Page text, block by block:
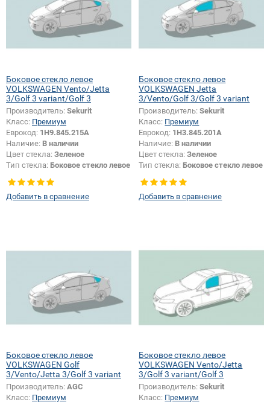
Боковое стекло левое
VOLKSWAGEN Vento/Jetta
3/Golf 3 variant/Golf 3
Производитель: Sekurit
Класс: Премиум
Еврокод: 1H9.845.215A
Наличие: В наличии
Цвет стекла: Зеленое
Тип стекла: Боковое стекло левое
Добавить в сравнение
Боковое стекло левое
VOLKSWAGEN Jetta
3/Vento/Golf 3/Golf 3 variant
Производитель:Sekurit
Класс: Премиум
Еврокод: 1H3.845.201A
Наличие: В наличии
Цвет стекла:Зеленое
Тип стекла: Боковое стекло левое
Добавить в сравнение
Боковое стекло левое
VOLKSWAGEN Golf
3/Vento/Jetta 3/Golf 3 variant
Производитель: AGC
Класс: Премиум
Боковое стекло левое
VOLKSWAGEN Vento/Jetta
3/Golf 3 variant/Golf 3
Производитель:Sekurit
Класс: Премиум